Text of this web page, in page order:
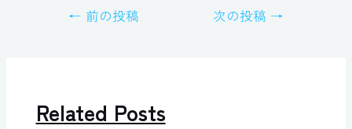
← 前の投稿 次の投稿 →
Related Posts